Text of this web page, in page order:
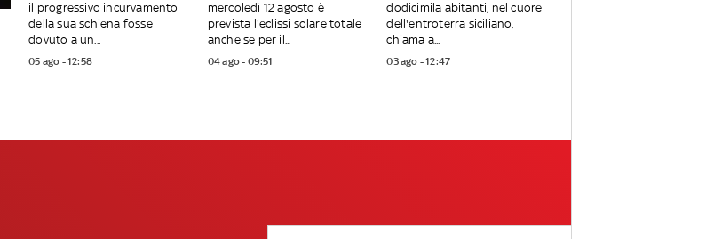
il progressivo incurvamento
della sua schiena fosse
dovuto a un...
05 ago - 12:58
mercoledì 12 agosto è
prevista l'eclissi solare totale
anche se per il...
04 ago - 09:51
dodicimila abitanti, nel cuore
dell'entroterra siciliano,
chiama a...
03 ago - 12:47